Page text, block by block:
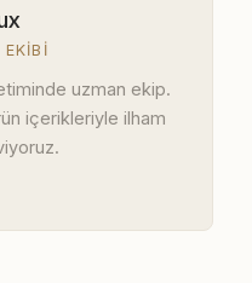
uzman ekip.
içerikleriyle ilham